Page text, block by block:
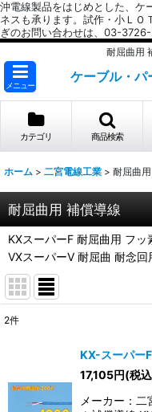
沖電線製品をはじめとした、ケ
ネスも承ります。試作・小ＬＯ
ぎのお問い合わせは、03-3726-
耐屈曲用
メニュー
ケーブル・
カテゴリ 商品検索
ホーム > 二宮電線工業 > 耐屈曲
耐屈曲用 補償導線
KXスーパーF 耐屈曲用 フ
VXスーパーV 耐屈曲 耐念
並び順:
2件
KX-スーパーF
17,105円(税
メーカー：